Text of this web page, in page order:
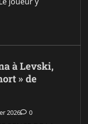
à Levski,
» de
2026 0